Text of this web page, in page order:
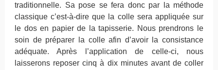
traditionnelle. Sa pose se fera donc par la méthode
classique c’est-à-dire que la colle sera appliquée sur
le dos en papier de la tapisserie. Nous prendrons le
soin de préparer la colle afin d’avoir la consistance
adéquate. Après l’application de celle-ci, nous
laisserons reposer cinq à dix minutes avant de coller